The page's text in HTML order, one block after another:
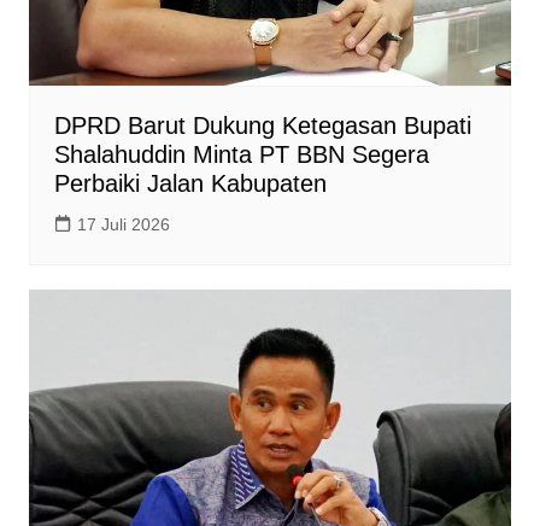
DPRD Barut Dukung Ketegasan Bupati
Shalahuddin Minta PT BBN Segera
Perbaiki Jalan Kabupaten
17 Juli 2026